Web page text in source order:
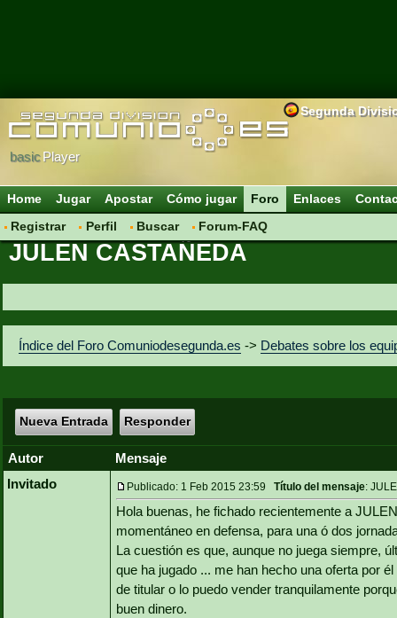
Segunda
basicPlayer
Home Jugar Apostar Cómo jugar
Foro
Registrar
Perfil Buscar Forum-FAQ
Enlaces
JULEN CASTAÑEDA
Índice del Foro Comuniodesegunda.es -> Debates sobre los
Nueva Entrada Responder
Autor
Mensaje
Invitado
Publicado: 1 Feb 2015 23:59 Título del mensaje:
Hola buenas, he fichado recientemente a
momentáneo en defensa, para una ó dos
La cuestión es que, aunque no juega siempre,
que ha jugado ... me han hecho una oferta por
de titular o lo puedo vender tranquilamente
buen dinero.